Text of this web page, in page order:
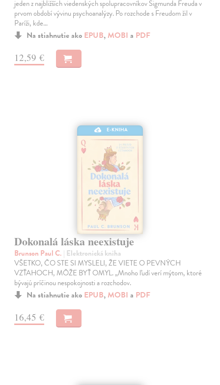
jeden z najbližších viedenských spolupracovníkov Sigmunda Freuda v
prvom období vývinu psychoanalýzy. Po rozchode s Freudom žil v
Paríži, kde…
Na stiahnutie ako EPUB, MOBI a PDF
12,59 €
E-KNIHA
Dokonalá láska neexistuje
Brunson Paul C. | Elektronická kniha
VŠETKO, ČO STE SI MYSLELI, ŽE VIETE O PEVNÝCH
VZŤAHOCH, MÔŽE BYŤ OMYL. „Mnoho ľudí verí mýtom, ktoré
bývajú príčinou nespokojnosti a rozchodov.
Na stiahnutie ako EPUB, MOBI a PDF
16,45 €